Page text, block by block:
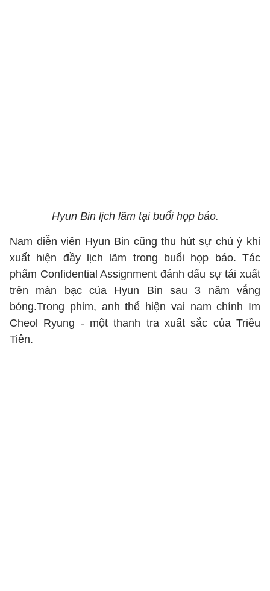
Hyun Bin lịch lãm tại buổi họp báo.
Nam diễn viên Hyun Bin cũng thu hút sự chú ý khi
xuất hiện đầy lịch lãm trong buổi họp báo. Tác
phẩm Confidential Assignment đánh dấu sự tái xuất
trên màn bạc của Hyun Bin sau 3 năm vắng
bóng.Trong phim, anh thể hiện vai nam chính Im
Cheol Ryung - một thanh tra xuất sắc của Triều
Tiên.